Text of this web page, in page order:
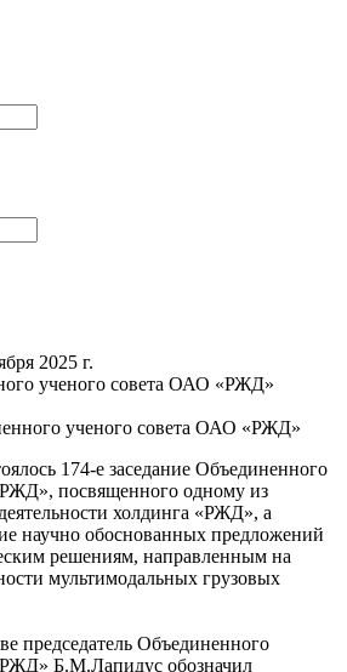
2025 г.
ученого совета ОАО «РЖД»
ученого совета ОАО «РЖД»
174-е заседание Объединенного
посвященного одному из
холдинга «РЖД», а
научно обоснованных предложений
решениям, направленным на
мультимодальных грузовых
председатель Объединенного
Б.М.Лапидус обозначил